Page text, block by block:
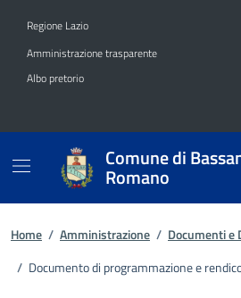
Regione Lazio
Amministrazione trasparente
Albo pretorio
Comune di
Romano
Home / Amministrazione / Documenti e
/ Documento di programmazione e